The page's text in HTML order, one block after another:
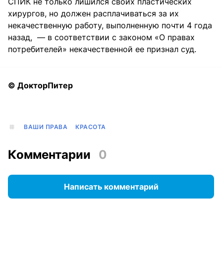
хирургов, но должен расплачиваться за их
некачественную работу, выполненную почти 4 года
назад, — в соответствии с законом «О правах
потребителей» некачественной ее признал суд.
© ДокторПитер
ВАШИ ПРАВА КРАСОТА
Комментарии 0
Написать комментарий